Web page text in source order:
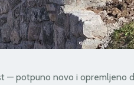
— potpuno novo i opremljeno